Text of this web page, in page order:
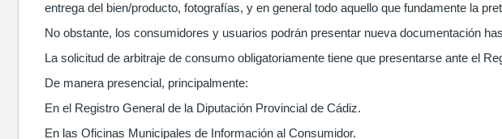
entrega del bien/producto, fotografías, y en general todo aquello que fundamente la
No obstante, los consumidores y usuarios podrán presentar nueva documentación
La solicitud de arbitraje de consumo obligatoriamente tiene que presentarse ante el
De manera presencial, principalmente:
En el Registro General de la Diputación Provincial de Cádiz.
En las Oficinas Municipales de Información al Consumidor.